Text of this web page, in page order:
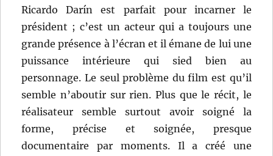
Ricardo Darín est parfait pour incarner le
président ; c’est un acteur qui a toujours une
grande présence à l’écran et il émane de lui une
puissance intérieure qui sied bien au
personnage. Le seul problème du film est qu’il
semble n’aboutir sur rien. Plus que le récit, le
réalisateur semble surtout avoir soigné la
forme, précise et soignée, presque
documentaire par moments. Il a créé une